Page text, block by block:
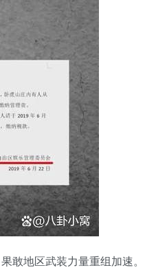
敢地区武装力量重组加速。